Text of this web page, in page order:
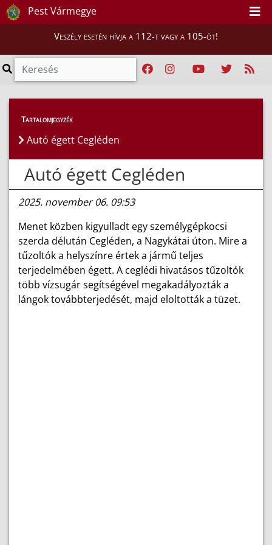
Pest Vármegye
Veszély esetén hívja a 112-t vagy a 105-öt!
Híreink > Hírek
Tartalomjegyzék
Autó égett Cegléden
Autó égett Cegléden
2025. november 06. 09:53
Menet közben kigyulladt egy személygépkocsi
szerda délután Cegléden, a Nagykátai úton. Mire a
tűzoltók a helyszínre értek a jármű teljes
terjedelmében égett. A ceglédi hivatásos tűzoltók
több vízsugár segítségével megakadályozták a
lángok továbbterjedését, majd eloltották a tüzet.